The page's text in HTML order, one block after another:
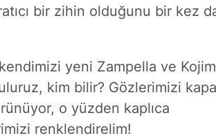
bir zihin olduğunu bir kez
yeni Zampella ve
kim bilir? Gözlerimizi
o yüzden kaplıca
renklendirelim!